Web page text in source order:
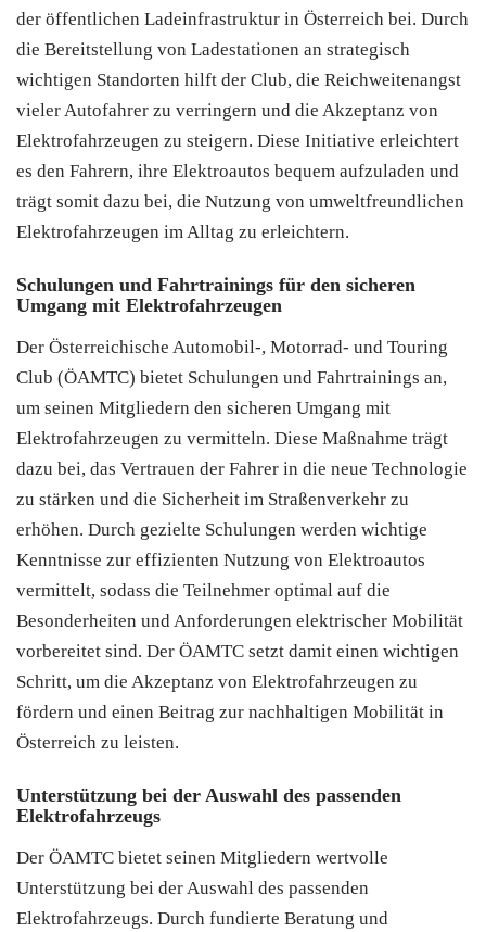
der öffentlichen Ladeinfrastruktur in Österreich bei. Durch
die Bereitstellung von Ladestationen an strategisch
wichtigen Standorten hilft der Club, die Reichweitenangst
vieler Autofahrer zu verringern und die Akzeptanz von
Elektrofahrzeugen zu steigern. Diese Initiative erleichtert
es den Fahrern, ihre Elektroautos bequem aufzuladen und
trägt somit dazu bei, die Nutzung von umweltfreundlichen
Elektrofahrzeugen im Alltag zu erleichtern.
Schulungen und Fahrtrainings für den sicheren
Umgang mit Elektrofahrzeugen
Der Österreichische Automobil-, Motorrad- und Touring
Club (ÖAMTC) bietet Schulungen und Fahrtrainings an,
um seinen Mitgliedern den sicheren Umgang mit
Elektrofahrzeugen zu vermitteln. Diese Maßnahme trägt
dazu bei, das Vertrauen der Fahrer in die neue Technologie
zu stärken und die Sicherheit im Straßenverkehr zu
erhöhen. Durch gezielte Schulungen werden wichtige
Kenntnisse zur effizienten Nutzung von Elektroautos
vermittelt, sodass die Teilnehmer optimal auf die
Besonderheiten und Anforderungen elektrischer Mobilität
vorbereitet sind. Der ÖAMTC setzt damit einen wichtigen
Schritt, um die Akzeptanz von Elektrofahrzeugen zu
fördern und einen Beitrag zur nachhaltigen Mobilität in
Österreich zu leisten.
Unterstützung bei der Auswahl des passenden
Elektrofahrzeugs
Der ÖAMTC bietet seinen Mitgliedern wertvolle
Unterstützung bei der Auswahl des passenden
Elektrofahrzeugs. Durch fundierte Beratung und